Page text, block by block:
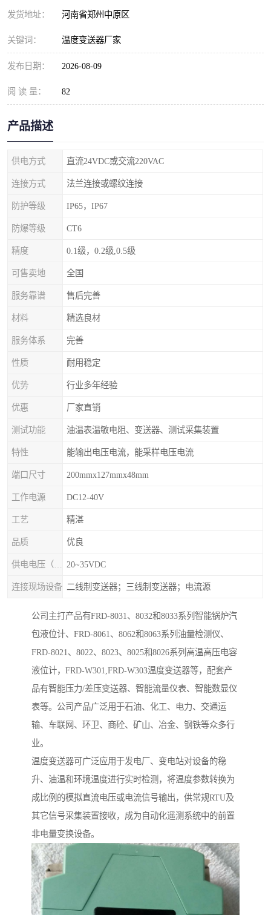
发货地址： 河南省郑州中原区
关键词： 温度变送器厂家
发布日期： 2026-08-09
阅 读 量： 82
产品描述
供电方式 直流24VDC或交流220VAC
连接方式 法兰连接或螺纹连接
防护等级 IP65，IP67
防爆等级 CT6
精度 0.1级，0.2级,0.5级
可售卖地 全国
服务靠谱 售后完善
材料 精选良材
服务体系 完善
性质 耐用稳定
优势 行业多年经验
优惠 厂家直销
测试功能 油温表温敏电阻、变送器、测试采集装置
特性 能输出电压电流，能采样电压电流
端口尺寸 200mmx127mmx48mm
工作电源 DC12-40V
工艺 精湛
品质 优良
20~35VDC
连接现场设备 二线制变送器；三线制变送器；电流源
公司主打产品有FRD-8031、8032和8033系列智能锅炉汽
包液位计、FRD-8061、8062和8063系列油量检测仪、
FRD-8021、8022、8023、8025和8026系列高温高压电容
液位计，FRD-W301,FRD-W303温度变送器等，配套产
品有智能压力/差压变送器、智能流量仪表、智能数显仪
表等。公司产品广泛用于石油、化工、电力、交通运
输、车联网、环卫、商砼、矿山、冶金、钢铁等众多行
业。
温度变送器可广泛应用于发电厂、变电站对设备的稳
升、油温和环境温度进行实时检测，将温度参数转换为
成比例的模拟直流电压或电流信号输出，供常规RTU及
其它信号采集装置接收，成为自动化遥测系统中的前置
非电量变换设备。